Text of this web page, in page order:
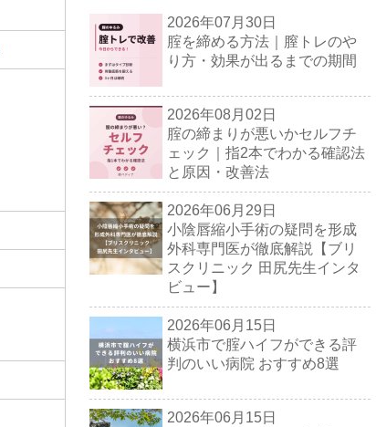
2026年07月30日
腟を締める方法｜膣トレのや
り方・効果が出るまでの期間
2026年08月02日
腟の締まりが悪いかセルフチ
ェック｜指2本でわかる確認法
と原因・改善法
2026年06月29日
小陰唇縮小手術の疑問を形成
外科専門医が徹底解説【ブリ
スクリニック 田尻先生インタ
ビュー】
2026年06月15日
横浜市で腟ハイフができる評
判のいい病院 おすすめ8選
2026年06月15日